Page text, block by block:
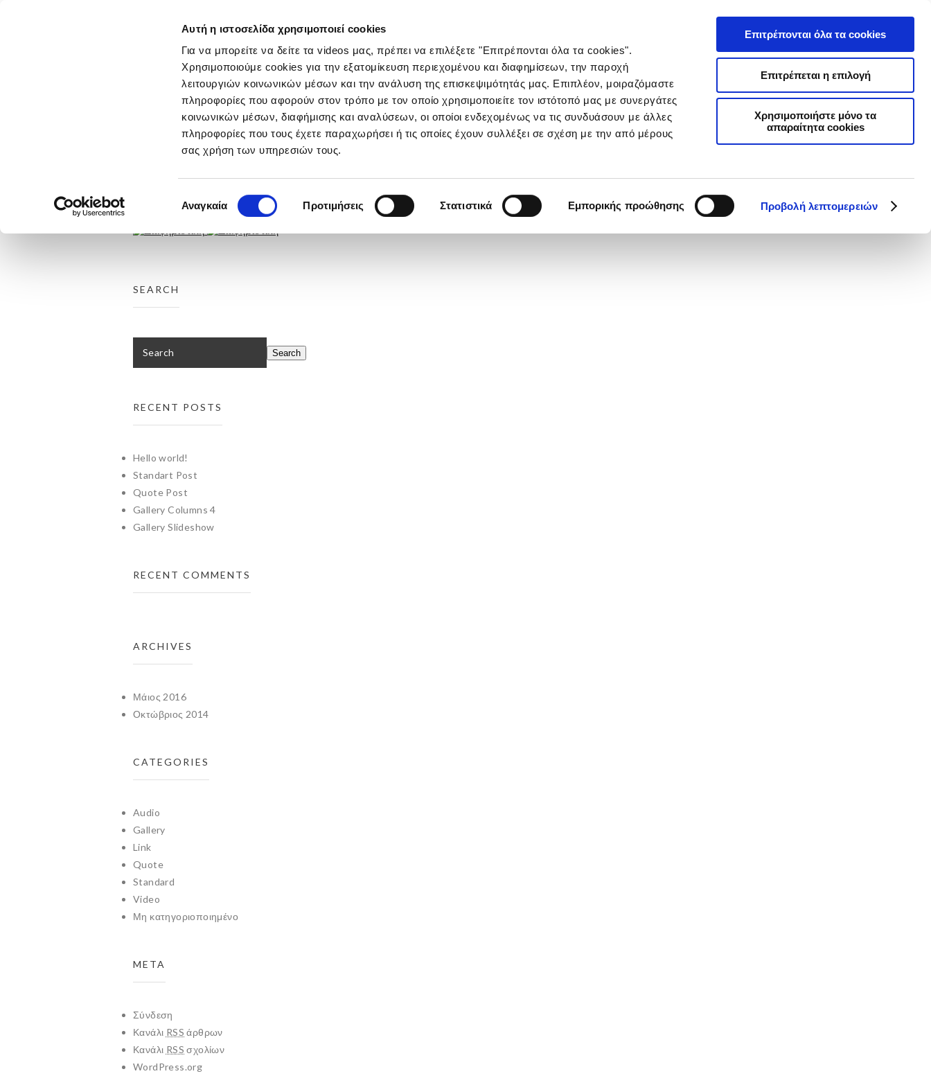
Αυτή η ιστοσελίδα χρησιμοποιεί cookies
Για να μπορείτε να δείτε τα videos μας, πρέπει να επιλέξετε "Επιτρέπονται όλα τα cookies".
Χρησιμοποιούμε cookies για την εξατομίκευση περιεχομένου και διαφημίσεων, την παροχή
λειτουργιών κοινωνικών μέσων και την ανάλυση της επισκεψιμότητάς μας. Επιπλέον, μοιραζόμαστε
πληροφορίες που αφορούν στον τρόπο με τον οποίο χρησιμοποιείτε τον ιστότοπό μας με συνεργάτες
κοινωνικών μέσων, διαφήμισης και αναλύσεων, οι οποίοι ενδεχομένως να τις συνδυάσουν με άλλες
πληροφορίες που τους έχετε παραχωρήσει ή τις οποίες έχουν συλλέξει σε σχέση με την από μέρους
σας χρήση των υπηρεσιών τους.
συγκατάθεσης
Αναγκαία Προτιμήσεις Στατιστικά Εμπορικής προώθησης Προβολή λεπτομερειών
Επιτρέπονται όλα τα cookies
Επιτρέπεται η επιλογή
Χρησιμοποιήστε μόνο τα
απαραίτητα cookies
ΑΡΧΙΚΗ
ΕΤΑΙΡΕΙΑ
ΕΡΓΑ
THROUGH THE LINE
ΤΑΙΝΙΕΣ
ΤΥΠΟΣ
ΡΑΔΙΟΦΩΝΟ
ΑΦΙΣΕΣ
DIGITAL
DESIGN
DIRECT
ΔΙΑΚΡΙΣΕΙΣ
ΕΠΙΚΟΙΝΩΝΙΑ
SEARCH
RECENT POSTS
Hello world!
Standart Post
Quote Post
Gallery Columns 4
Gallery Slideshow
RECENT COMMENTS
ARCHIVES
Μάιος 2016
Οκτώβριος 2014
CATEGORIES
Audio
Gallery
Link
Quote
Standard
Video
Μη κατηγοριοποιημένο
META
Σύνδεση
Κανάλι RSS άρθρων
Κανάλι RSS σχολίων
WordPress.org